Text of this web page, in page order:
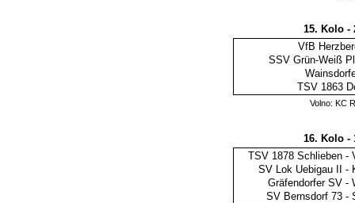
15. Kolo -
VfB
SSV Grün-Weiß
TSV 1863
Volno: KC
16. Kolo -
TSV 1878 Schlieben -
SV Lok Uebigau II -
Gräfendorfer SV -
SV Bernsdorf 73 -